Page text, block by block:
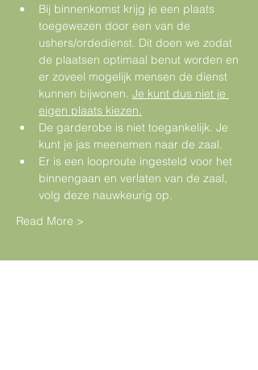
Bij binnenkomst krijg je een plaats
toegewezen door een van de
ushers/ordedienst. Dit doen we zodat
de plaatsen optimaal benut worden en
er zoveel mogelijk mensen de dienst
kunnen bijwonen. Je kunt dus niet je
eigen plaats kiezen.
De garderobe is niet toegankelijk. Je
kunt je jas meenemen naar de zaal.
Er is een looproute ingesteld voor het
binnengaan en verlaten van de zaal,
volg deze nauwkeurig op.
Read More >